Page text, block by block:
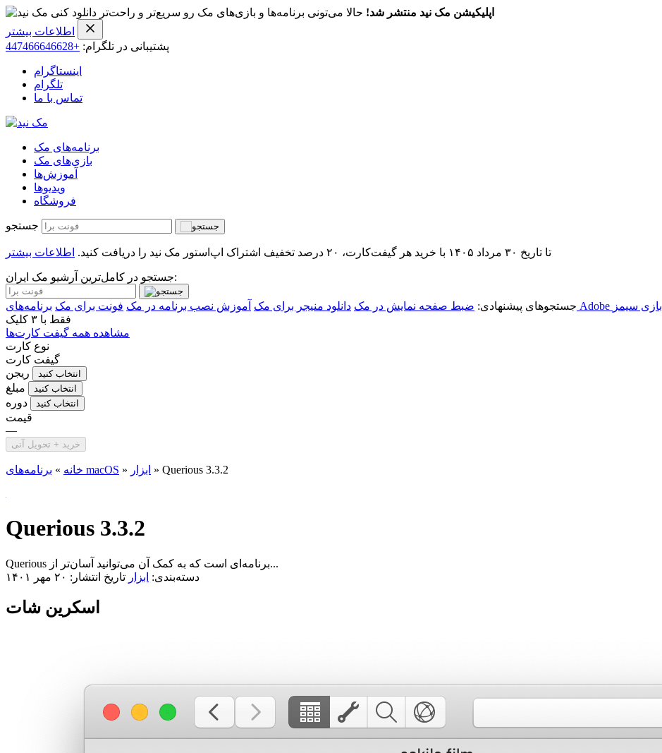
اپلیکیشن مک نید منتشر شد! حالا می‌تونی برنامه‌ها و بازی‌های مک رو سریع‌تر و راحت‌تر دانلود کنی
اطلاعات بیشتر
پشتیبانی در تلگرام: +447466646628
اینستاگرام
تلگرام
تماس با ما
برنامه‌های مک
بازی‌های مک
آموزش‌ها
ویدیو‌ها
فروشگاه
جستجو
تا تاریخ ۳۰ مرداد ۱۴۰۵ با خرید هر گیفت‌کارت، ۲۰ درصد تخفیف اشتراک اپ‌استور مک نید را دریافت کنید. اطلاعات بیشتر
جستجو در کامل‌ترین آرشیو مک ایران:
جستجوهای پیشنهادی: ضبط صفحه نمایش در مک دانلود منیجر برای مک آموزش نصب برنامه در مک فونت برای مک
بازی سیمز
فقط با ۳ کلیک
مشاهده همه گیفت کارت‌ها
نوع کارت
گیفت کارت
ریجن
انتخاب کنید
مبلغ انتخاب کنید
دوره انتخاب کنید
قیمت
—
خرید + تحویل آنی
خانه » برنامه‌های macOS » ابزار » Querious 3.3.2
Querious 3.3.2
Querious برنامه‌ای است که به کمک آن می‌توانید آسان‌تر از...
دسته‌بندی: ابزار تاریخ انتشار: ۲۰ مهر ۱۴۰۱
اسکرین شات